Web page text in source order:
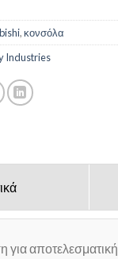
,κονσόλα
Industries
για